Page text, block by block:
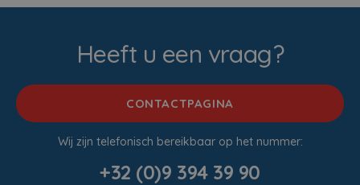
Heeft u een vraag?
CONTACTPAGINA
Wij zijn telefonisch bereikbaar op het nummer:
+32 (0)9 394 39 90